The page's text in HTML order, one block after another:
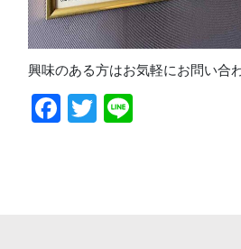
興味のある方はお気軽にお問い合
Facebook
Twitter